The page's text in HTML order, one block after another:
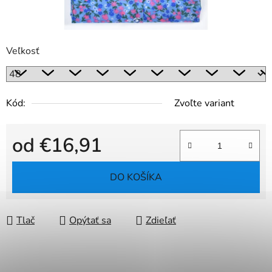
Veľkosť
Kód: Zvoľte variant
od €16,91
Jednotková cena:
DO KOŠÍKA
Tlač Opýtať sa Zdieľať